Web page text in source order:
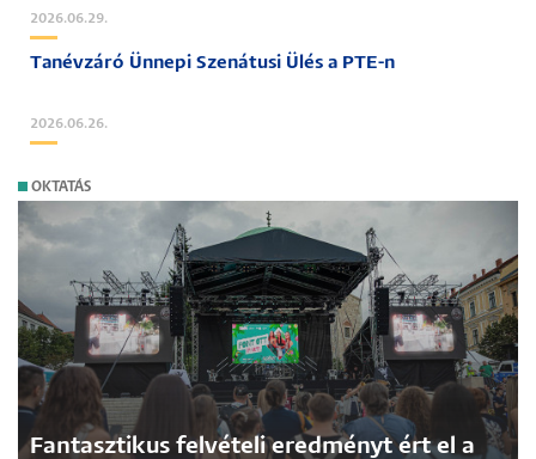
2026.06.29.
Tanévzáró Ünnepi Szenátusi Ülés a PTE-n
2026.06.26.
OKTATÁS
Fantasztikus felvételi eredményt ért el a